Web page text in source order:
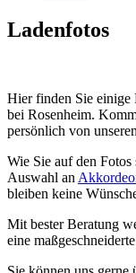
Ladenfotos
Hier finden Sie
bei Rosenheim.
persönlich von
Wie Sie auf den Fotos
Auswahl an
bleiben keine
Mit bester Beratung
eine